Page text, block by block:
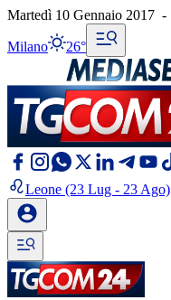
Martedì 10 Gennaio 2017 -
Milano 26°
Leone (23 Lug - 23 Ago)